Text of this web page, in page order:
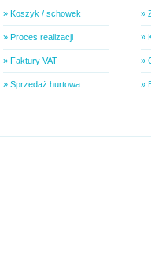
» Koszyk / schowek
» Proces realizacji
» Faktury VAT
» Sprzedaż hurtowa
»
»
»
»